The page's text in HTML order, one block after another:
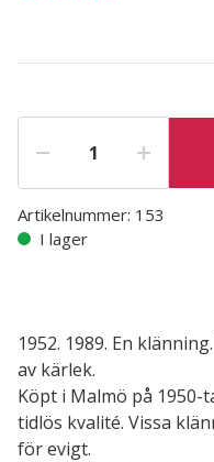
Artikelnummer: 153
I lager
1952. 1989. En
av kärlek.
Köpt i Malmö på
tidlös kvalité. Vissa
för evigt.